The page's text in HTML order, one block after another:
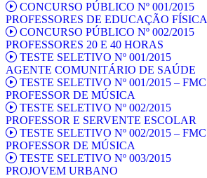
CONCURSO PÚBLICO Nº 001/2015
PROFESSORES DE EDUCAÇÃO FÍSICA
CONCURSO PÚBLICO Nº 002/2015
PROFESSORES 20 E 40 HORAS
TESTE SELETIVO Nº 001/2015
AGENTE COMUNITÁRIO DE SAÚDE
TESTE SELETIVO Nº 001/2015 – FMC
PROFESSOR DE MÚSICA
TESTE SELETIVO Nº 002/2015
PROFESSOR E SERVENTE ESCOLAR
TESTE SELETIVO Nº 002/2015 – FMC
PROFESSOR DE MÚSICA
TESTE SELETIVO Nº 003/2015
PROJOVEM URBANO